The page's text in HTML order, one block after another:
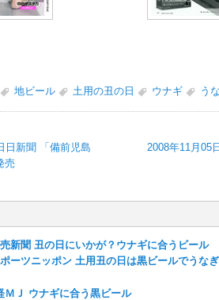
地ビール 土用の丑の日 ウナギ う
日新聞 「備前児島
売
2008年11月05
新聞 丑の日にいかが？ウナギに合うビール
ーツニッポン 土用丑の日は黒ビールでうな
ＭＪ ウナギに合う黒ビール